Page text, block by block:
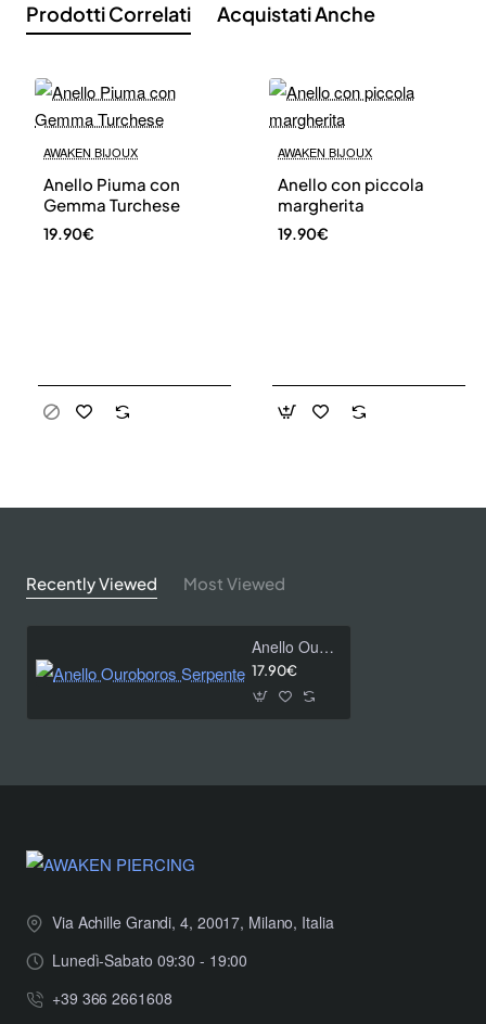
Prodotti Correlati Acquistati Anche
AWAKEN BIJOUX
Anello Piuma con
Gemma Turchese
19.90€
AWAKEN BIJOUX
Anello con piccola
margherita
19.90€
Recently Viewed Most Viewed
Anello Ouroboros Serpente
17.90€
Via Achille Grandi, 4, 20017, Milano, Italia
Lunedì-Sabato 09:30 - 19:00
+39 366 2661608